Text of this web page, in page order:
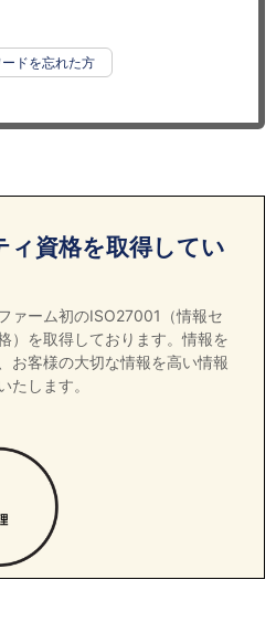
ドを忘れた方
ィ資格を取得してい
ァーム初のISO27001（情報セ
）を取得しております。情報を
お客様の大切な情報を高い情報
たします。